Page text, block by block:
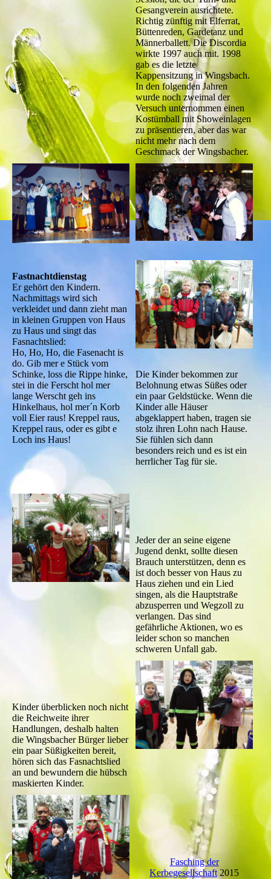
Gesangverein ausrichtete.
Richtig zünftig mit Elferrat,
Büttenreden, Gardetanz und
Männerballett. Die Discordia
wirkte 1997 auch mit. 1998
gab es die letzte
Kappensitzung in Wingsbach.
In den folgenden Jahren
wurde noch zweimal der
Versuch unternommen einen
Kostümball mit Showeinlagen
zu präsentieren, aber das war
nicht mehr nach dem
Geschmack der Wingsbacher.
Fastnachtdienstag
Er gehört den Kindern.
Nachmittags wird sich
verkleidet und dann zieht man
in kleinen Gruppen von Haus
zu Haus und singt das
Fasnachtslied:
Ho, Ho, Ho, die Fasenacht is
do. Gib mer e Stück vom
Schinke, loss die Rippe hinke,
stei in die Ferscht hol mer
lange Werscht geh ins
Hinkelhaus, hol mer´n Korb
voll Eier raus! Kreppel raus,
Kreppel raus, oder es gibt e
Loch ins Haus!
Die Kinder bekommen zur
Belohnung etwas Süßes oder
ein paar Geldstücke. Wenn die
Kinder alle Häuser
abgeklappert haben, tragen sie
stolz ihren Lohn nach Hause.
Sie fühlen sich dann
besonders reich und es ist ein
herrlicher Tag für sie.
Jeder der an seine eigene
Jugend denkt, sollte diesen
Brauch unterstützen, denn es
ist doch besser von Haus zu
Haus ziehen und ein Lied
singen, als die Hauptstraße
abzusperren und Wegzoll zu
verlangen. Das sind
gefährliche Aktionen, wo es
leider schon so manchen
schweren Unfall gab.
Kinder überblicken noch nicht
die Reichweite ihrer
Handlungen, deshalb halten
die Wingsbacher Bürger lieber
ein paar Süßigkeiten bereit,
hören sich das Fasnachtslied
an und bewundern die hübsch
maskierten Kinder.
Fasching der
Kerbegesellschaft 2015